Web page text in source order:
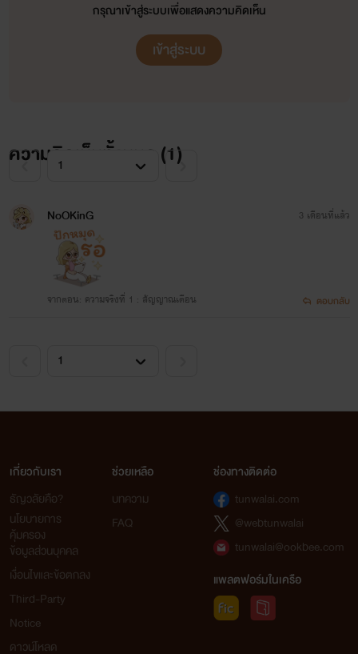
กรุณาเข้าสู่ระบบเพื่อแสดงความคิดเห็น
เข้าสู่ระบบ
ความคิดเห็นทั้งหมด (1)
NoOKinG
จากตอน: ความจริงที่ 1 : สัญญาณเตือน
3 เดือนที่แล้ว
ตอบกลับ
เกี่ยวกับเรา
ธัญวลัยคือ?
นโยบายการ
คุ้มครอง
ข้อมูลส่วนบุคคล
เงื่อนไขและข้อตกลง
Third-Party
Notice
ดาวน์โหลด
ช่วยเหลือ
บทความ
FAQ
ช่องทางติดต่อ
tunwalai.com
@webtunwalai
tunwalai@ookbee.com
แพลตฟอร์มในเครือ